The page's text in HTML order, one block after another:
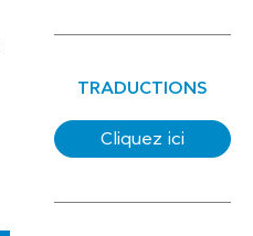
TRADUCTIONS
Cliquez ici